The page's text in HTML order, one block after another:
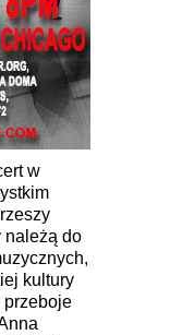
w
należą do
kultury
przeboje